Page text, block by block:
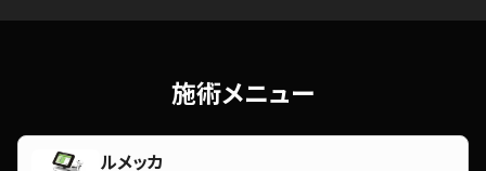
施術メニュー
ルメッカ